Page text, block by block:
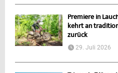
Premiere in
kehrt an
zurück
29. Juli 2026